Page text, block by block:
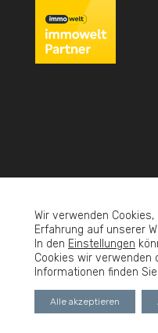
©
Verkaufen Vermieten
Wissenswertes
Wir verwenden
Erfahrung auf unserer
In den Einstellungen
Cookies wir verwenden
Informationen finden
Alle akzeptieren